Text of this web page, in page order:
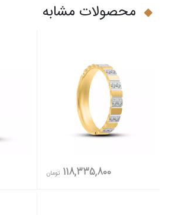
محصولات مشابه
118,335,800 تومان